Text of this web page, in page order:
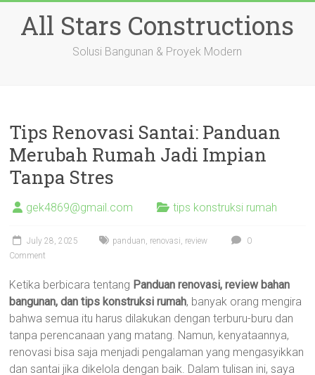
contentAll Stars Constructions
Solusi Bangunan & Proyek Modern
Tips Renovasi Santai: Panduan
Merubah Rumah Jadi Impian
Tanpa Stres
gek4869@gmail.com tips konstruksi rumah
July 28, 2025 panduan, renovasi, review
0
Comment
Ketika berbicara tentang Panduan renovasi, review bahan
bangunan, dan tips konstruksi rumah, banyak orang mengira
bahwa semua itu harus dilakukan dengan terburu-buru dan
tanpa perencanaan yang matang. Namun, kenyataannya,
renovasi bisa saja menjadi pengalaman yang mengasyikkan
dan santai jika dikelola dengan baik. Dalam tulisan ini, saya